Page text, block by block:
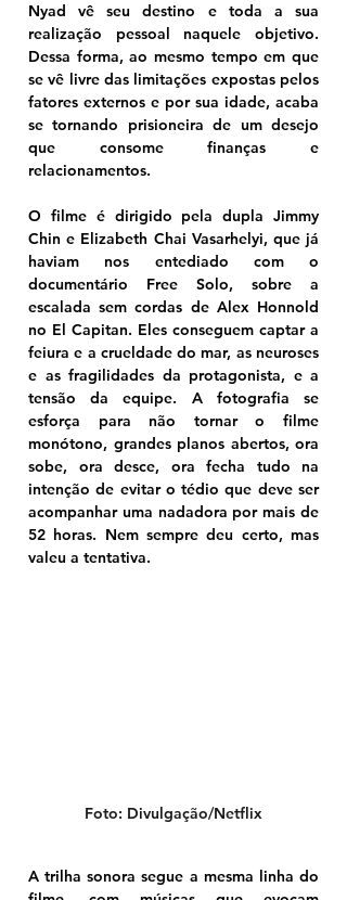
Nyad vê seu destino e toda a sua
realização pessoal naquele objetivo.
Dessa forma, ao mesmo tempo em que
se vê livre das limitações expostas pelos
fatores externos e por sua idade, acaba
se tornando prisioneira de um desejo
que consome finanças e
relacionamentos.
O filme é dirigido pela dupla Jimmy
Chin e Elizabeth Chai Vasarhelyi, que já
haviam nos entediado com o
documentário Free Solo, sobre a
escalada sem cordas de Alex Honnold
no El Capitan. Eles conseguem captar a
feiura e a crueldade do mar, as neuroses
e as fragilidades da protagonista, e a
tensão da equipe. A fotografia se
esforça para não tornar o filme
monótono, grandes planos abertos, ora
sobe, ora desce, ora fecha tudo na
intenção de evitar o tédio que deve ser
acompanhar uma nadadora por mais de
52 horas. Nem sempre deu certo, mas
valeu a tentativa.
Foto: Divulgação/Netflix
A trilha sonora segue a mesma linha do